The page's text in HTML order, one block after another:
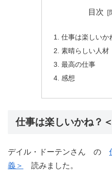
目次
仕事は楽しいか
素晴らしい人材
最高の仕事
感想
仕事は楽しいかね？
デイル・ドーテンさん の
義＞
読みました。